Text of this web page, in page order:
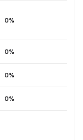
0%
0%
0%
0%